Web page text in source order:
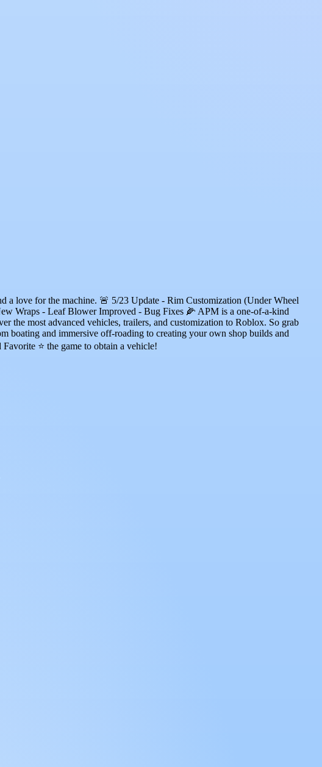
a love for the machine. 🚨 5/23 Update - Rim Customization (Under Wheel
Wraps - Leaf Blower Improved - Bug Fixes 🌽 APM is a one-of-a-kind
the most advanced vehicles, trailers, and customization to Roblox. So grab
boating and immersive off-roading to creating your own shop builds and
⭐ the game to obtain a vehicle!